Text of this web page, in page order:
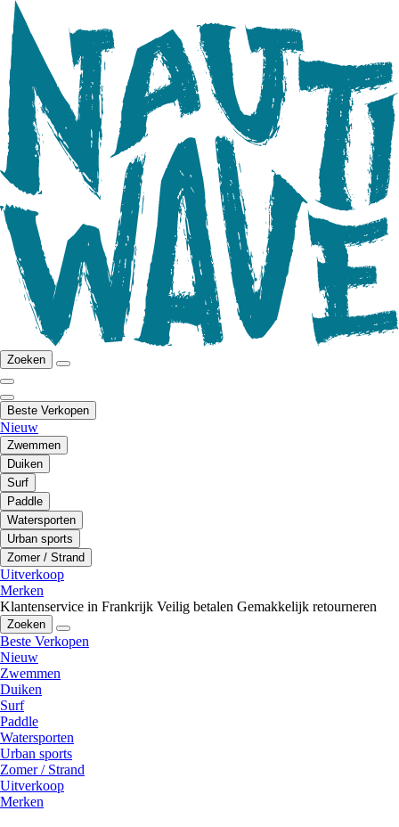
Zoeken
Beste Verkopen
Nieuw
Zwemmen
Duiken
Surf
Paddle
Watersporten
Urban sports
Zomer / Strand
Uitverkoop
Merken
Klantenservice in Frankrijk Veilig betalen Gemakkelijk retourneren
Zoeken
Beste Verkopen
Nieuw
Zwemmen
Duiken
Surf
Paddle
Watersporten
Urban sports
Zomer / Strand
Uitverkoop
Merken